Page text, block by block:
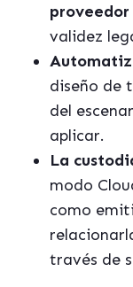
proveedor
validez
diseño de
del
aplicar.
La
modo
como
través de